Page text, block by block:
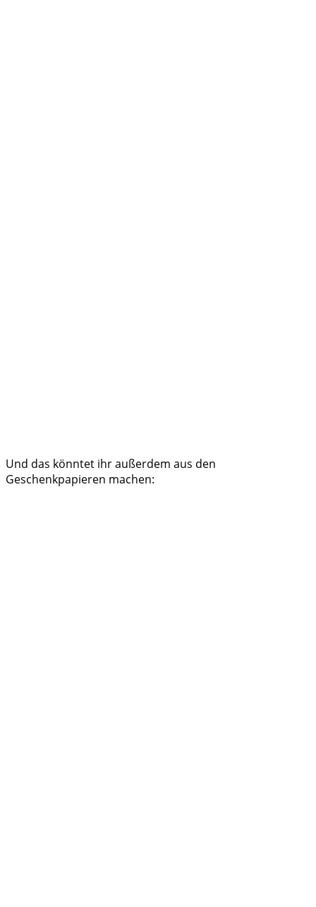
Und das könntet ihr außerdem aus den
Geschenkpapieren machen: